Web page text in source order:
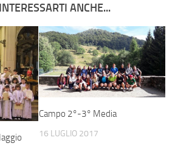
ANCHE...
Campo 2°-3° Media
16 LUGLIO 2017